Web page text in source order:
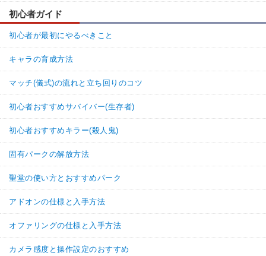
初心者ガイド
初心者が最初にやるべきこと
キャラの育成方法
マッチ(儀式)の流れと立ち回りのコツ
初心者おすすめサバイバー(生存者)
初心者おすすめキラー(殺人鬼)
固有パークの解放方法
聖堂の使い方とおすすめパーク
アドオンの仕様と入手方法
オファリングの仕様と入手方法
カメラ感度と操作設定のおすすめ